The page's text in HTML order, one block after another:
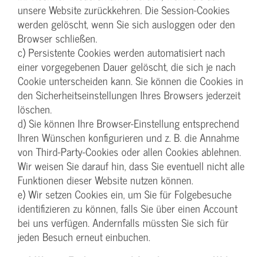
unsere Website zurückkehren. Die Session-Cookies
werden gelöscht, wenn Sie sich ausloggen oder den
Browser schließen.
c) Persistente Cookies werden automatisiert nach
einer vorgegebenen Dauer gelöscht, die sich je nach
Cookie unterscheiden kann. Sie können die Cookies in
den Sicherheitseinstellungen Ihres Browsers jederzeit
löschen.
d) Sie können Ihre Browser-Einstellung entsprechend
Ihren Wünschen konfigurieren und z. B. die Annahme
von Third-Party-Cookies oder allen Cookies ablehnen.
Wir weisen Sie darauf hin, dass Sie eventuell nicht alle
Funktionen dieser Website nutzen können.
e) Wir setzen Cookies ein, um Sie für Folgebesuche
identifizieren zu können, falls Sie über einen Account
bei uns verfügen. Andernfalls müssten Sie sich für
jeden Besuch erneut einbuchen.